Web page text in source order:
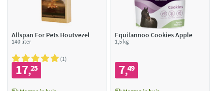
Allspan For Pets Houtvezel
140 liter
1
17,25
Equilannoo Cookies Apple
1,5 kg
7,49